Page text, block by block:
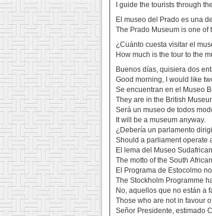
I guide the tourists through
El museo del Prado es una
The Prado Museum is one of
¿Cuánto cuesta visitar el
How much is the tour to the
Buenos días, quisiera dos
Good morning, I would like
Se encuentran en el Museo
They are in the British
Será un museo de todos
It will be a museum anyway.
¿Debería un parlamento
Should a parliament operate
El lema del Museo
The motto of the South
El Programa de Estocolmo
The Stockholm Programme
No, aquellos que no están a
Those who are not in favour
Señor Presidente, estimado